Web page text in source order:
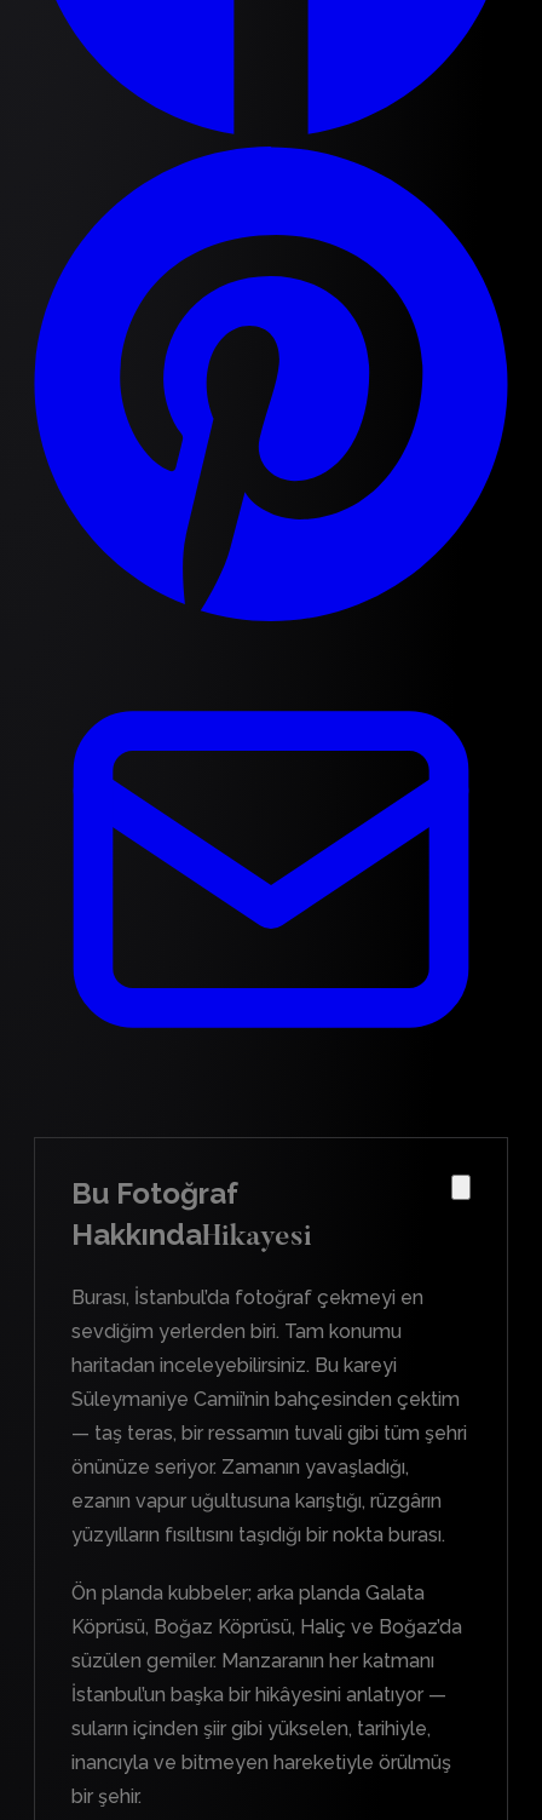
Bu Fotoğraf
HakkındaHikayesi
Burası, İstanbul’da fotoğraf çekmeyi en
sevdiğim yerlerden biri. Tam konumu
haritadan inceleyebilirsiniz. Bu kareyi
Süleymaniye Camii’nin bahçesinden çektim
— taş teras, bir ressamın tuvali gibi tüm şehri
önünüze seriyor. Zamanın yavaşladığı,
ezanın vapur uğultusuna karıştığı, rüzgârın
yüzyılların fısıltısını taşıdığı bir nokta burası.
Ön planda kubbeler; arka planda Galata
Köprüsü, Boğaz Köprüsü, Haliç ve Boğaz’da
süzülen gemiler. Manzaranın her katmanı
İstanbul’un başka bir hikâyesini anlatıyor —
suların içinden şiir gibi yükselen, tarihiyle,
inancıyla ve bitmeyen hareketiyle örülmüş
bir şehir.